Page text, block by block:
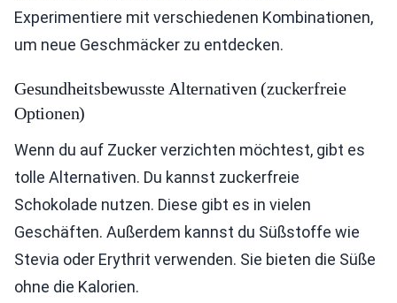
Experimentiere mit verschiedenen Kombinationen,
um neue Geschmäcker zu entdecken.
Gesundheitsbewusste Alternativen (zuckerfreie
Optionen)
Wenn du auf Zucker verzichten möchtest, gibt es
tolle Alternativen. Du kannst zuckerfreie
Schokolade nutzen. Diese gibt es in vielen
Geschäften. Außerdem kannst du Süßstoffe wie
Stevia oder Erythrit verwenden. Sie bieten die Süße
ohne die Kalorien.